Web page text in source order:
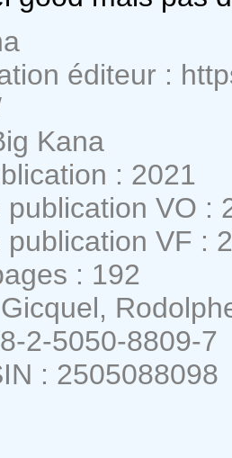
éditeur :
Kana
: 2021
VO :
VF :
: 192
2-5050-8809-7
: 2505088098